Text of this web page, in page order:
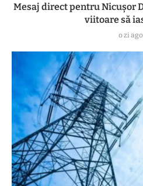
Mesaj direct pentru Nicușor
viitoare să
o zi ago